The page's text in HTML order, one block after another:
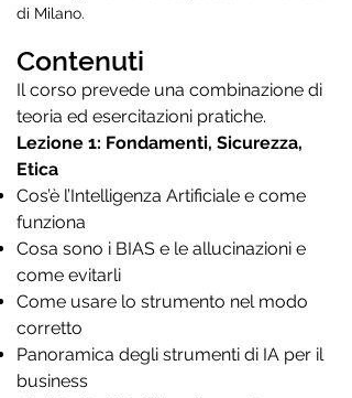
di Milano.
Contenuti
Il corso prevede una combinazione di
teoria ed esercitazioni pratiche.
Lezione 1: Fondamenti, Sicurezza,
Etica
Cos’è l’Intelligenza Artificiale e come
funziona
Cosa sono i BIAS e le allucinazioni e
come evitarli
Come usare lo strumento nel modo
corretto
Panoramica degli strumenti di IA per il
business